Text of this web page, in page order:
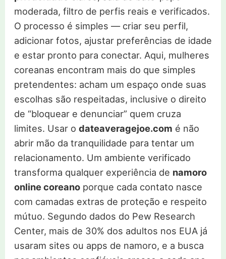
moderada, filtro de perfis reais e verificados.
O processo é simples — criar seu perfil,
adicionar fotos, ajustar preferências de idade
e estar pronto para conectar. Aqui, mulheres
coreanas encontram mais do que simples
pretendentes: acham um espaço onde suas
escolhas são respeitadas, inclusive o direito
de “bloquear e denunciar” quem cruza
limites. Usar o dateaveragejoe.com é não
abrir mão da tranquilidade para tentar um
relacionamento. Um ambiente verificado
transforma qualquer experiência de namoro
online coreanoporque cada contato nasce
com camadas extras de proteção e respeito
mútuo. Segundo dados do Pew Research
Center, mais de 30% dos adultos nos EUA já
usaram sites ou apps de namoro, e a busca